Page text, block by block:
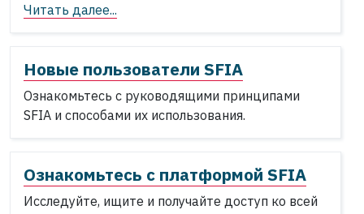
Читать далее...
Новые пользователи SFIA
Ознакомьтесь с руководящими принципами
SFIA и способами их использования.
Ознакомьтесь с платформой SFIA
Исследуйте, ищите и получайте доступ ко всей